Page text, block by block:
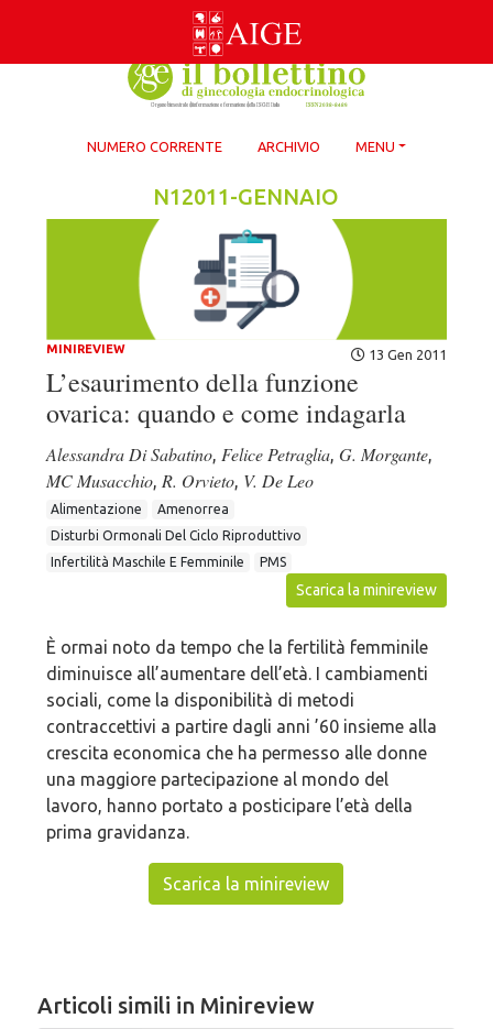
NUMERO CORRENTE ARCHIVIO MENU
N12011-GENNAIO
MINIREVIEW 13 Gen 2011
L’esaurimento della funzione
ovarica: quando e come indagarla
Alessandra Di Sabatino, Felice Petraglia, G. Morgante,
MC Musacchio, R. Orvieto, V. De Leo
Alimentazione
Amenorrea
Disturbi Ormonali Del Ciclo Riproduttivo
Infertilità Maschile E Femminile
PMS
Scarica la minireview
È ormai noto da tempo che la fertilità femminile
diminuisce all’aumentare dell’età. I cambiamenti
sociali, come la disponibilità di metodi
contraccettivi a partire dagli anni ’60 insieme alla
crescita economica che ha permesso alle donne
una maggiore partecipazione al mondo del
lavoro, hanno portato a posticipare l’età della
prima gravidanza.
Scarica la minireview
Articoli simili in Minireview